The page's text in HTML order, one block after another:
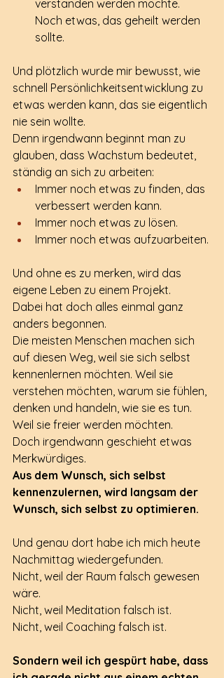
verstanden werden möchte.
Noch etwas, das geheilt werden
sollte.
Und plötzlich wurde mir bewusst, wie
schnell Persönlichkeitsentwicklung zu
etwas werden kann, das sie eigentlich
nie sein wollte.
Denn irgendwann beginnt man zu
glauben, dass Wachstum bedeutet,
ständig an sich zu arbeiten:
Immer noch etwas zu finden, das
verbessert werden kann.
Immer noch etwas zu lösen.
Immer noch etwas aufzuarbeiten.
Und ohne es zu merken, wird das
eigene Leben zu einem Projekt.
Dabei hat doch alles einmal ganz
anders begonnen.
Die meisten Menschen machen sich
auf diesen Weg, weil sie sich selbst
kennenlernen möchten. Weil sie
verstehen möchten, warum sie fühlen,
denken und handeln, wie sie es tun.
Weil sie freier werden möchten.
Doch irgendwann geschieht etwas
Merkwürdiges.
Aus dem Wunsch, sich selbst
kennenzulernen, wird langsam der
Wunsch, sich selbst zu optimieren.
Und genau dort habe ich mich heute
Nachmittag wiedergefunden.
Nicht, weil der Raum falsch gewesen
wäre.
Nicht, weil Meditation falsch ist.
Nicht, weil Coaching falsch ist.
Sondern weil ich gespürt habe, dass